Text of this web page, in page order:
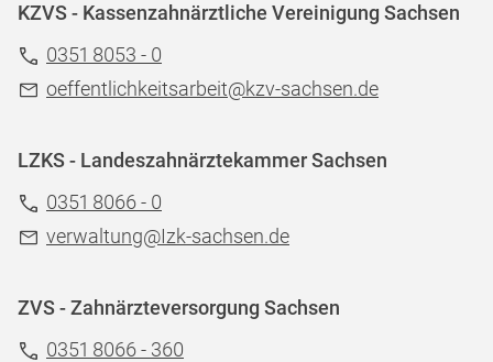
KZVS - Kassenzahnärztliche Vereinigung Sachsen
0351 8053 - 0
oeffentlichkeitsarbeit@kzv-sachsen.de
LZKS - Landeszahnärztekammer Sachsen
0351 8066 - 0
verwaltung@Izk-sachsen.de
ZVS - Zahnärzteversorgung Sachsen
0351 8066 - 360